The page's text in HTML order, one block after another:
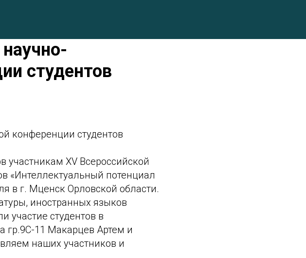
студентов
конференции студентов
участникам XV Всероссийской
«Интеллектуальный потенциал
в г. Мценск Орловской области.
иностранных языков
участие студентов в
гр.9С-11 Макарцев Артем и
наших участников и